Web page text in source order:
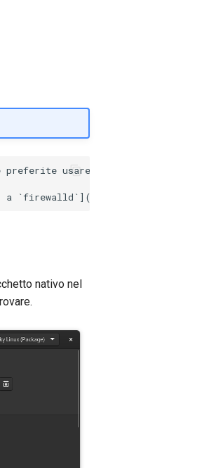
usare una GUI, dovrete
nativo nel